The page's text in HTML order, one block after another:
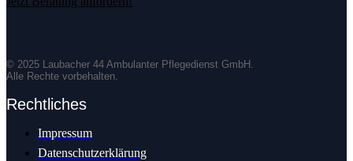
© 2025 Laubacher 44 Ambulanter Pflegedienst GmbH.
Alle Rechte vorbehalten.
Rechtliches
Impressum
Datenschutzerklärung